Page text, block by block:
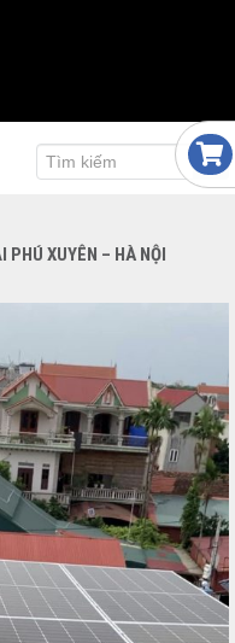
PHÚ XUYÊN – HÀ NỘI